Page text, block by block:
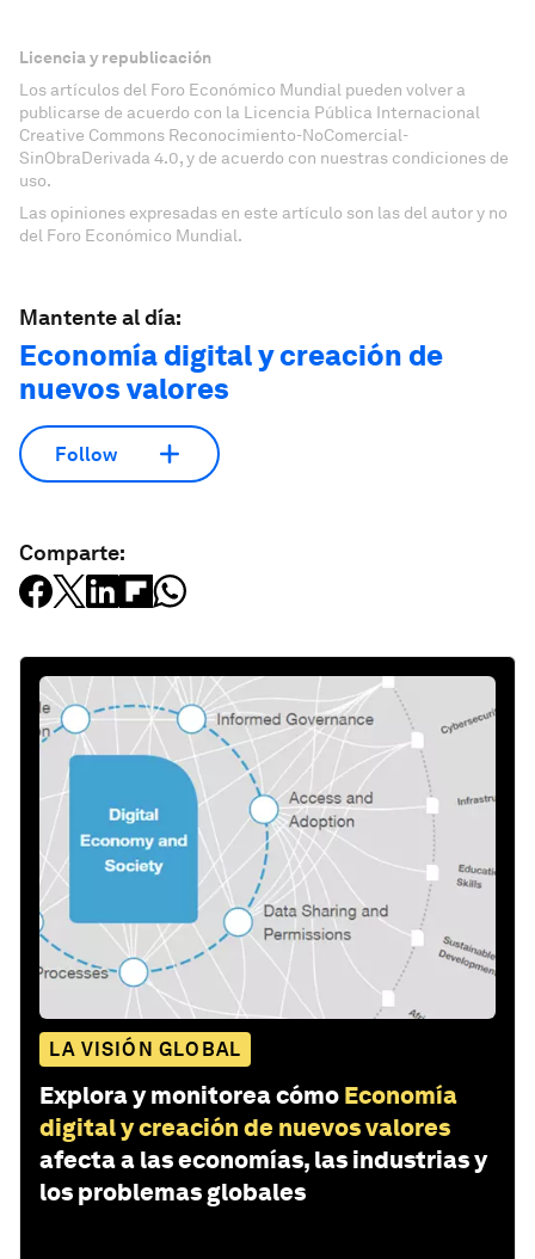
Licencia y republicación
Los artículos del Foro Económico Mundial pueden volver a
publicarse de acuerdo con la Licencia Pública Internacional
Creative Commons Reconocimiento-NoComercial-
SinObraDerivada 4.0, y de acuerdo con nuestras condiciones de
uso.
Las opiniones expresadas en este artículo son las del autor y no
del Foro Económico Mundial.
Mantente al día:
Economía digital y creación de
nuevos valores
Follow
Comparte:
LA VISIÓN GLOBAL
Explora y monitorea cómo Economía
digital y creación de nuevos valores
afecta a las economías, las industrias y
los problemas globales